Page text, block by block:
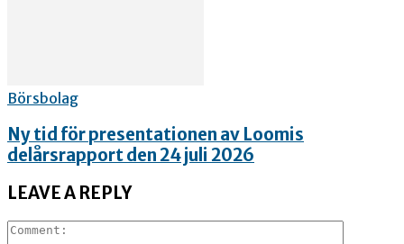
Börsbolag
Ny tid för presentationen av Loomis
delårsrapport den 24 juli 2026
LEAVE A REPLY